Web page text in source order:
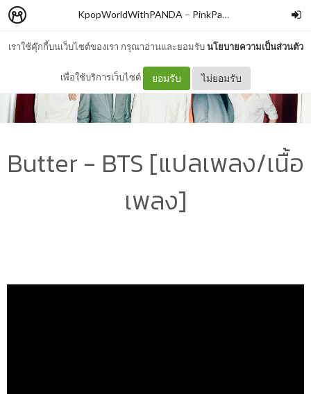
เราใช้คุ๊กกี้บนเว็บไซต์ของเรา กรุณาอ่านและยอมรับนโยบายความเป็นส่วนตัว
เพื่อใช้บริการเว็บไซต์ ยอมรับ ไม่ยอมรับ
KpopWorldWithPANDA – PinkPanda
Butter - BTS [แปลเพลง/เนื้อ
เพลง]